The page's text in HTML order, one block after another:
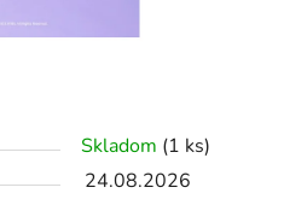
Skladom (1 ks)
24.08.2026